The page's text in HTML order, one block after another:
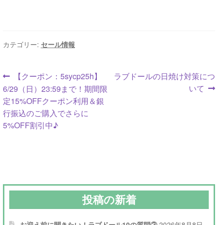
カテゴリー: セール情報
投
稿
ナ
ビ
シ
ョ
前
の
投
稿:
【クーポン：5sycp25h】
6/29（日）23:59まで！期間限
定15%OFFクーポン利用＆銀
行振込のご購入でさらに
5%OFF割引中♪
次
ラブドールの日焼け対策につ
いて
投稿の新着